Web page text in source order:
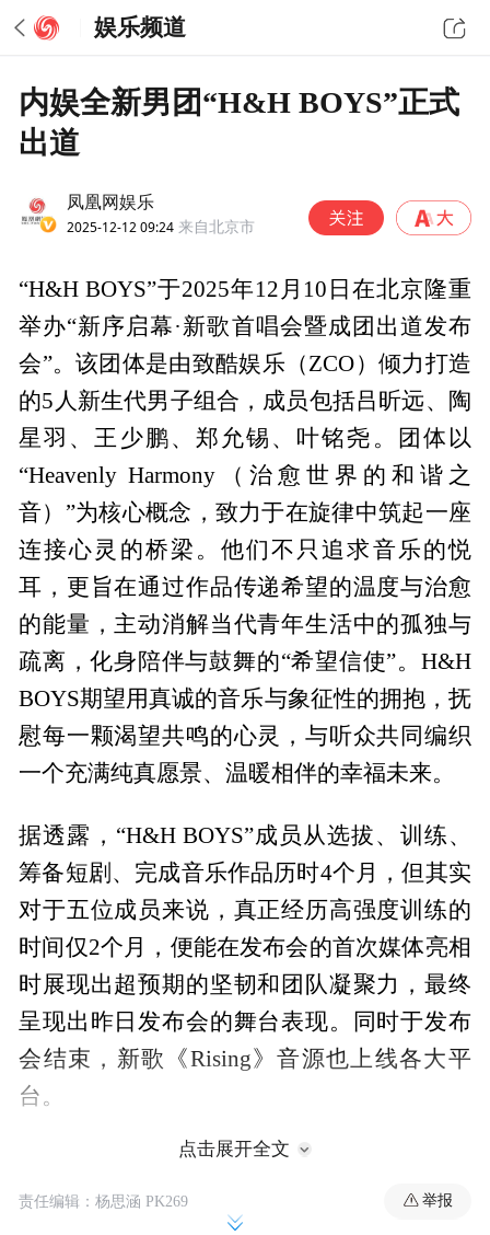
娱乐频道
内娱全新男团“H&H BOYS”正式
出道
凤凰网娱乐
2025-12-12 09:24 来自北京市
“H&H BOYS”于2025年12月10日在北京隆重
举办“新序启幕·新歌首唱会暨成团出道发布
会”。该团体是由致酷娱乐（ZCO）倾力打造
的5人新生代男子组合，成员包括吕昕远、陶
星羽、王少鹏、郑允锡、叶铭尧。团体以
“Heavenly Harmony（治愈世界的和谐之
音）”为核心概念，致力于在旋律中筑起一座
连接心灵的桥梁。他们不只追求音乐的悦
耳，更旨在通过作品传递希望的温度与治愈
的能量，主动消解当代青年生活中的孤独与
疏离，化身陪伴与鼓舞的“希望信使”。H&H
BOYS期望用真诚的音乐与象征性的拥抱，抚
慰每一颗渴望共鸣的心灵，与听众共同编织
一个充满纯真愿景、温暖相伴的幸福未来。
据透露，“H&H BOYS”成员从选拔、训练、
筹备短剧、完成音乐作品历时4个月，但其实
对于五位成员来说，真正经历高强度训练的
时间仅2个月，便能在发布会的首次媒体亮相
时展现出超预期的坚韧和团队凝聚力，最终
呈现出昨日发布会的舞台表现。同时于发布
会结束，新歌《Rising》音源也上线各大平
台。
点击展开全文
责任编辑：杨思涵 PK269 举报